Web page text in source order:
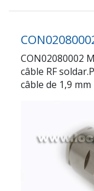
CON02080002
câble RF
câble de 1,9